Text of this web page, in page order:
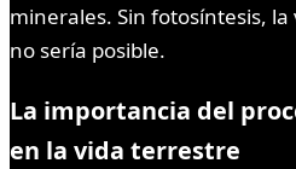
minerales. Sin fotosíntesis,
no sería posible.
La importancia del
en la vida terrestre